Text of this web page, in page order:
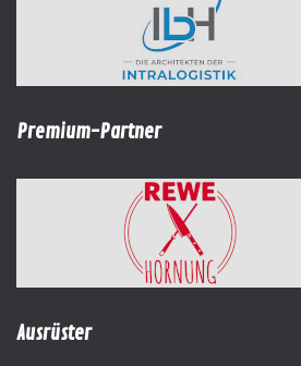
Premium-Partner
Ausrüster